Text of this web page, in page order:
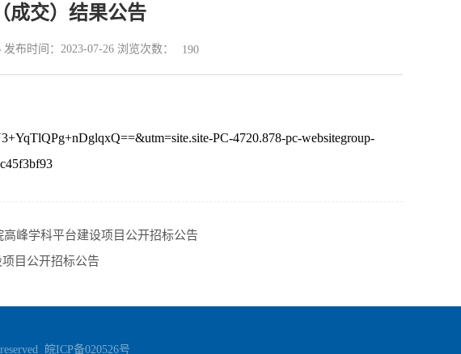
成交）结果公告
布时间：2023-07-26 浏览次数： 190
PC-4720.878-pc-websitegroup-
峰学科平台建设项目公开招标公告
目公开招标公告
皖ICP备020526号